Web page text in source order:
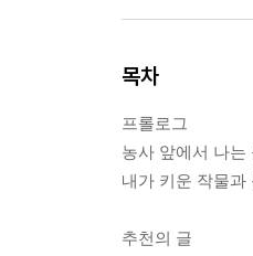
목차
프롤로그
농사 앞에서 나는
내가 키운 작물과
추천의 글